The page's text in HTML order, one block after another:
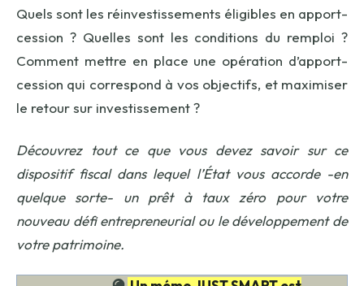
Quels sont les réinvestissements éligibles en apport-
cession ? Quelles sont les conditions du remploi ?
Comment mettre en place une opération d’apport-
cession qui correspond à vos objectifs, et maximiser
le retour sur investissement ?
Découvrez tout ce que vous devez savoir sur ce
dispositif fiscal dans lequel l’État vous accorde -en
quelque sorte- un prêt à taux zéro pour votre
nouveau défi entrepreneurial ou le développement de
votre patrimoine.